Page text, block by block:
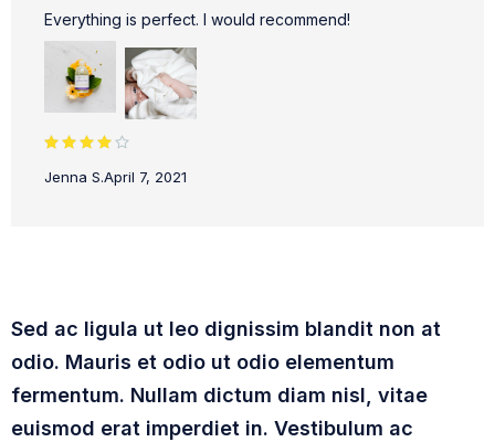
Everything is perfect. I would recommend!
out of 5
Jenna S.April 7, 2021
Sed ac ligula ut leo dignissim blandit non at
odio. Mauris et odio ut odio elementum
fermentum. Nullam dictum diam nisl, vitae
euismod erat imperdiet in. Vestibulum ac